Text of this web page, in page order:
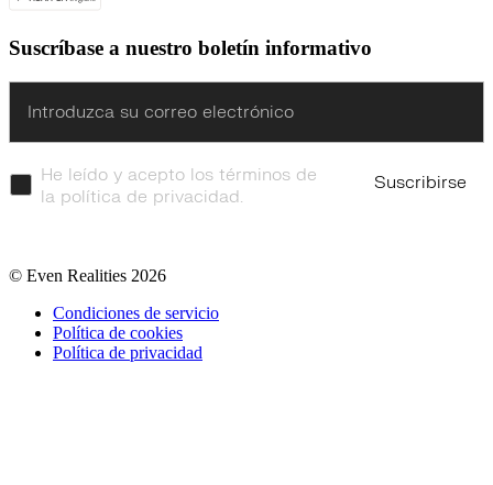
Suscríbase a nuestro boletín informativo
He leído y acepto los términos de
la política de privacidad.
Suscribirse
© Even Realities 2026
Condiciones de servicio
Política de cookies
Política de privacidad